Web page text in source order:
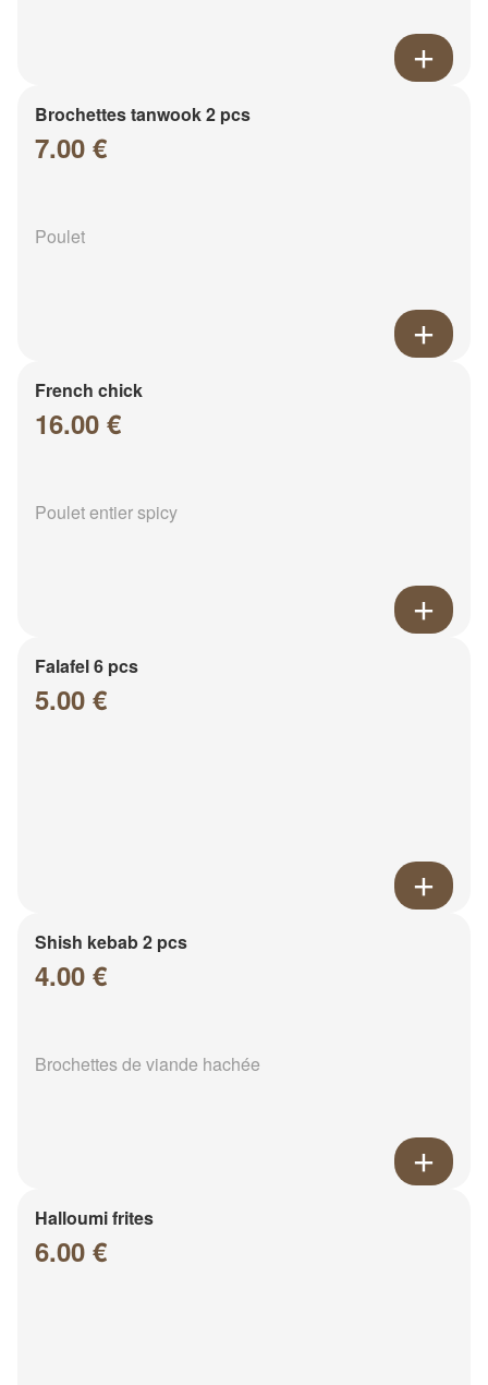
Brochettes tanwook 2 pcs
7.00 €
Poulet
French chick
16.00 €
Poulet entier spicy
Falafel 6 pcs
5.00 €
Shish kebab 2 pcs
4.00 €
Brochettes de viande hachée
Halloumi frites
6.00 €